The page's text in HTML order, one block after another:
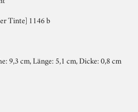
Tinte] 1146 b
9,3 cm, Länge: 5,1 cm, Dicke: 0,8 cm